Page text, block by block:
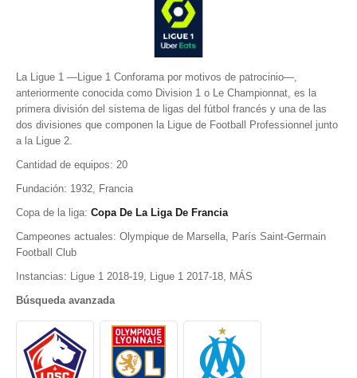
La Ligue 1 —Ligue 1 Conforama por motivos de patrocinio—, ​
anteriormente conocida como Division 1 o Le Championnat, es la
primera división del sistema de ligas del fútbol francés y una de las
dos divisiones que componen la Ligue de Football Professionnel junto
a la Ligue 2.
Cantidad de equipos: 20
Fundación: 1932, Francia
Copa de la liga: Copa De La Liga De Francia
Campeones actuales: Olympique de Marsella, París Saint-Germain
Football Club
Instancias: Ligue 1 2018-19, Ligue 1 2017-18, MÁS
Búsqueda avanzada